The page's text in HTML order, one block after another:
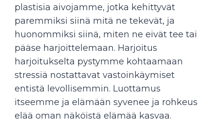
plastisia aivojamme, jotka kehittyvät
paremmiksi siinä mitä ne tekevät, ja
huonommiksi siinä, miten ne eivät tee tai
pääse harjoittelemaan. Harjoitus
harjoitukselta pystymme kohtaamaan
stressiä nostattavat vastoinkäymiset
entistä levollisemmin. Luottamus
itseemme ja elämään syvenee ja rohkeus
elää oman näköistä elämää kasvaa.